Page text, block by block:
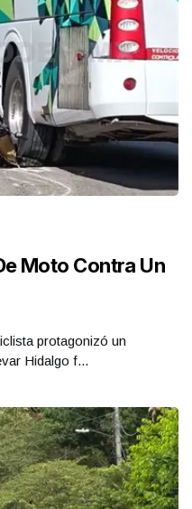
Moto Contra Un
protagonizó un
Hidalgo f...